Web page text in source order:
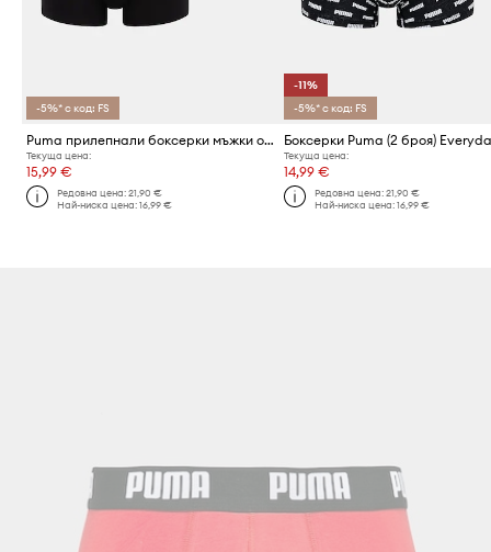
-5%* с код: FS
Puma прилепнали боксерки мъжки от памук с еластан Everyday Basic 2 броя
Текуща цена:
15,99 €
Редовна цена:21,90 €
Най-ниска цена:16,99 €
-11%
-5%* с код: FS
Текуща цена:
14,99 €
Редовна цена: 21,90 €
Най-ниска цена: 16,99 €